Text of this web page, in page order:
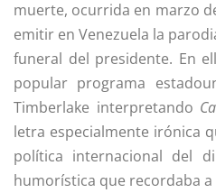
muerte, ocurrida en marzo
emitir en Venezuela la
funeral del presidente. En
popular programa
Timberlake interpretando
letra especialmente irónica
política internacional del
humorística que recordaba